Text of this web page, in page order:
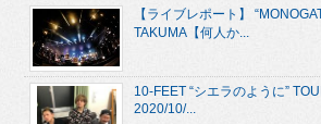
【ライブレポート】
TAKUMA【何人か...
10-FEET “シエラのように”
2020/10/...